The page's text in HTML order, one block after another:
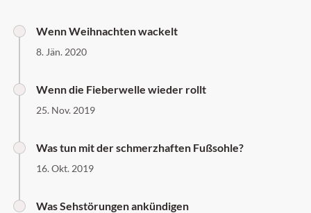
Wenn Weihnachten wackelt
8. Jän. 2020
Wenn die Fieberwelle wieder rollt
25. Nov. 2019
Was tun mit der schmerzhaften Fußsohle?
16. Okt. 2019
Was Sehstörungen ankündigen